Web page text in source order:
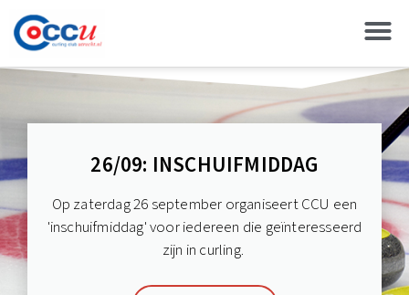
26/09: INSCHUIFMIDDAG
Op zaterdag 26 september organiseert CCU een
'inschuifmiddag' voor iedereen die geïnteresseerd
zijn in curling.